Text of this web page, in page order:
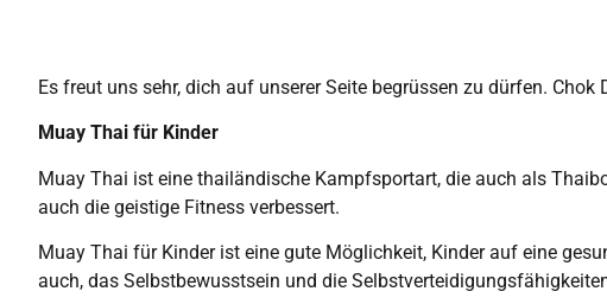
Es freut uns sehr, dich auf unserer Seite begrüssen zu dürfen.
Muay Thai für Kinder
Muay Thai ist eine thailändische Kampfsportart, die auch als
auch die geistige Fitness verbessert.
Muay Thai für Kinder ist eine gute Möglichkeit, Kinder auf eine
auch, das Selbstbewusstsein und die